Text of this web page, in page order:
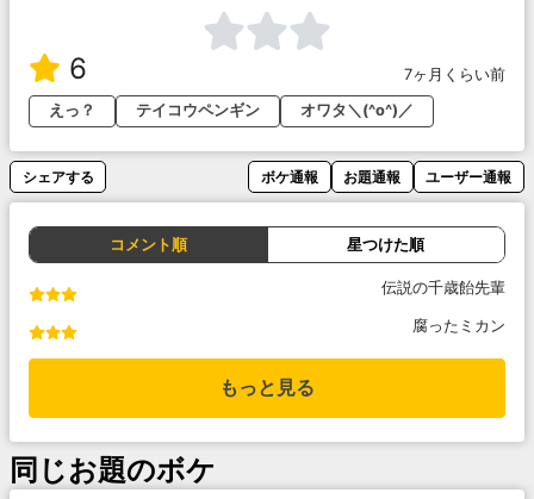
6
7ヶ月くらい前
えっ？
テイコウペンギン オワタ＼(^o^)／
シェアする ボケ通報 お題通報 ユーザー通報
コメント順 星つけた順
伝説の千歳飴先輩
腐ったミカン
もっと見る
同じお題のボケ